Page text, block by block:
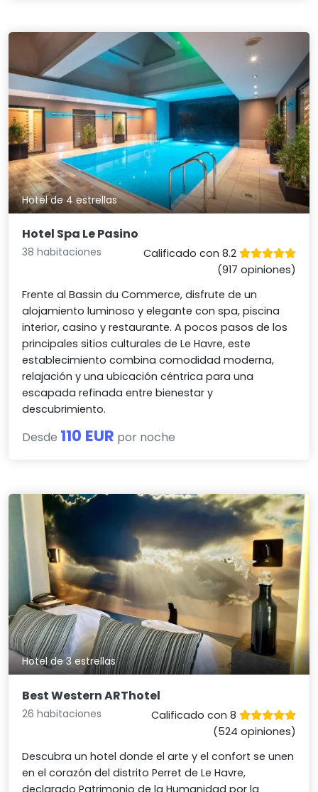
Hotel de 4 estrellas
Hotel Spa Le Pasino
38 habitaciones
Calificado con 8.2
(917 opiniones)
Frente al Bassin du Commerce, disfrute de un
alojamiento luminoso y elegante con spa, piscina
interior, casino y restaurante. A pocos pasos de los
principales sitios culturales de Le Havre, este
establecimiento combina comodidad moderna,
relajación y una ubicación céntrica para una
escapada refinada entre bienestar y
descubrimiento.
Desde 110 EUR por noche
Hotel de 3 estrellas
Best Western ARThotel
26 habitaciones
Calificado con 8
(524 opiniones)
Descubra un hotel donde el arte y el confort se unen
en el corazón del distrito Perret de Le Havre,
declarado Patrimonio de la Humanidad por la